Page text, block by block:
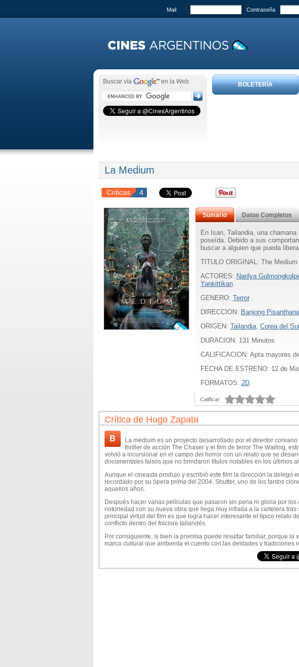
Mail Contraseña
Buscar vía en la Web BOLETERÍA
La Medium
Criticas 4
Sumario Datos Completos
En Isan, Tailandia, una
poseída. Debido a sus
buscar a alguien que pueda
TITULO ORIGINAL: The Medium
ACTORES: Narilya
Yankittikan.
GENERO: Terror.
DIRECCION: Banjong
ORIGEN: Tailandia, Corea del Sur
DURACION: 131Minutos
CALIFICACION: Apta mayores
FECHA DE ESTRENO: 12 de
FORMATOS: 2D.
Calificar
Crítica de Hugo Zapata
B
La médium es un proyecto desarrollado por el director
thriller de acción The Chaser y el film de terror The Wailing,
volvió a incursionar en el campo del horror con un relato que se
documentales falsos que no brindaron títulos notables en los últimos
Aunque el cineasta produjo y escribió este film la dirección la delegó
recordado por su ópera prima del 2004, Shutter, uno de los tantos
aquellos años.
Después hacer varias películas que pasaron sin pena ni gloria por
notoriedad con su nueva obra que llega muy inflada a la cartelera
principal virtud del film es que logra hacer interesante el típico relato
conflicto dentro del folclore tailandés.
Por consiguiente, si bien la premisa puede resultar familiar, porque la
marco cultural que ambienta el cuento con las deidades y tradiciones
documentalistas que investigó la historia de una médium de la región